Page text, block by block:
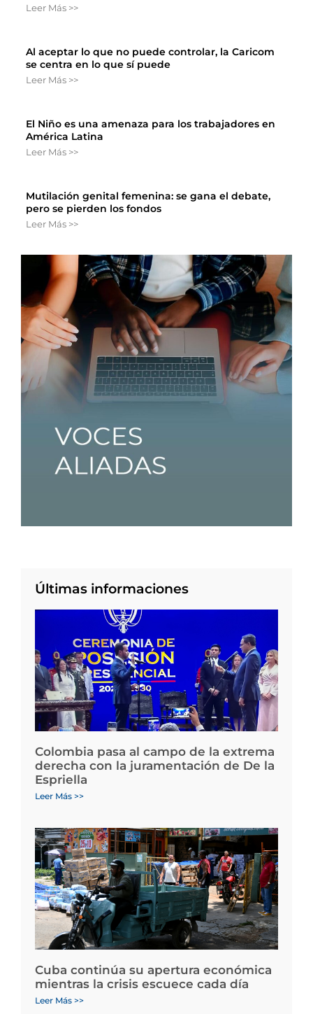
Leer Más >>
Al aceptar lo que no puede controlar, la Caricom
se centra en lo que sí puede
Leer Más >>
El Niño es una amenaza para los trabajadores en
América Latina
Leer Más >>
Mutilación genital femenina: se gana el debate,
pero se pierden los fondos
Leer Más >>
Últimas informaciones
Colombia pasa al campo de la extrema
derecha con la juramentación de De la
Espriella
Leer Más >>
Cuba continúa su apertura económica
mientras la crisis escuece cada día
Leer Más >>